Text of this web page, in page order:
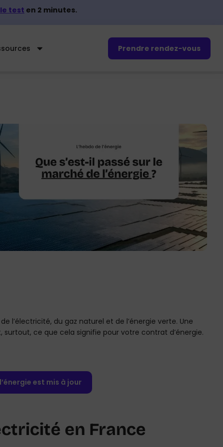
test en 2 minutes.
Prendre rendez-vous
l’électricité, du gaz naturel et de l’énergie verte. Une
ce que cela signifie pour votre contrat d’énergie.
est mis à jour
en France